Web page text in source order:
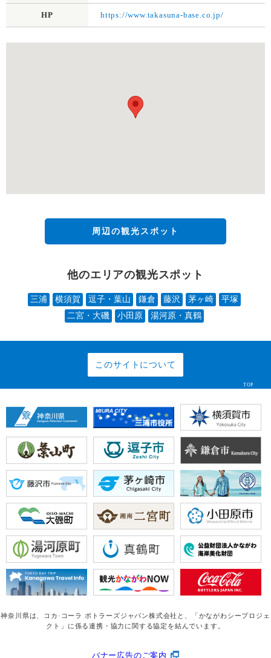
HP https://www.takasuna-base.co.jp/
周辺の観光スポット
他のエリアの観光スポット
三浦 横須賀 逗子・葉山 鎌倉 藤沢 茅ヶ崎
平塚
二宮・大磯
小田原 湯河原・真鶴
このサイトについて
神奈川県は、コカ·コーラ ボトラーズジャパン株式会社と、
「かながわシープロジェ
クト」に係る連携・協力に関する協定を結んでいます。
バナー広告のご案内
TOP